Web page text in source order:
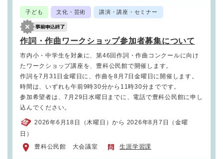
子ども 文化・芸術 講演・講座・セミナー
作詞・作曲ワークショップ参加者募集について
市内小・中学生を対象に、第46回作詞・作曲コンクールに向け
たワークショップ講座を、豊科公民館で開催します。
作詞を7月31日金曜日に、作曲を8月7日金曜日に開催します。
時間は、いずれも午前9時30分から11時30分までです。
参加希望者は、7月29日水曜日までに、電話で豊科公民館に申し
込んでください。
2026年6月18日（木曜日）から 2026年8月7日（金曜
日）
豊科公民館 大会議室
生涯学習課